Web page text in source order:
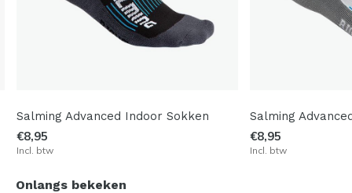
Salming Advanced Indoor Sokken
€8,95
Incl. btw
Salming
€8,95
Incl. btw
Onlangs bekeken